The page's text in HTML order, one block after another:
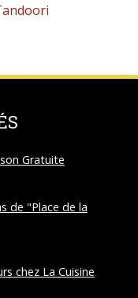
Gratuite
de "Place de la
chez La Cuisine